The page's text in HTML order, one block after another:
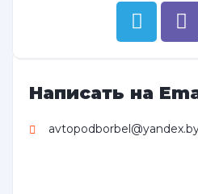
Написать на